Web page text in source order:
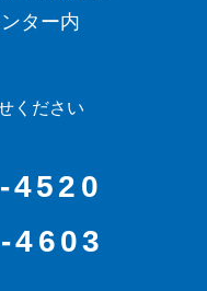
ター内
ください
4520
4603